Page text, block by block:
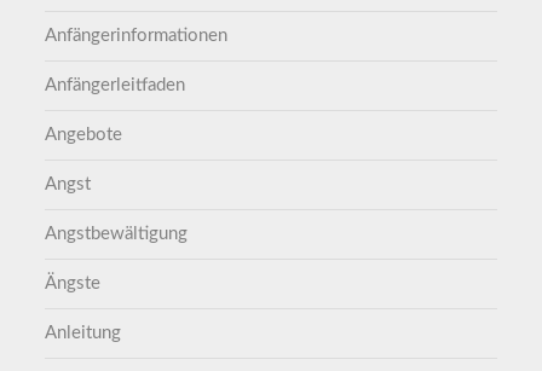
Anfängerinformationen
Anfängerleitfaden
Angebote
Angst
Angstbewältigung
Ängste
Anleitung